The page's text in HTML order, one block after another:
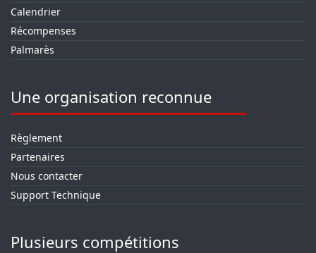
Calendrier
Récompenses
Palmarès
Une organisation reconnue
Règlement
Partenaires
Nous contacter
Support Technique
Plusieurs compétitions